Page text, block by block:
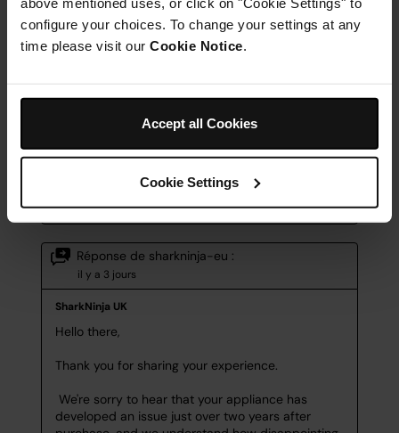
configure your choices. To change your settings at any
time please visit our Cookie Notice.
Accept all Cookies
Cookie Settings